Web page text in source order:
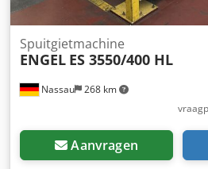
Nassau 268 km
Spuitgietmachine
ENGEL ES 3550/400 HL
Aanvragen